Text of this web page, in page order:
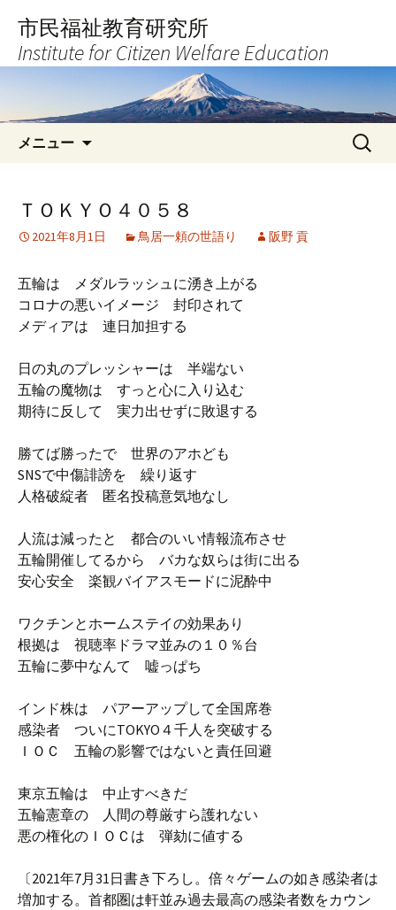
へ
キ
市民福祉教育研究所
Institute for Citizen Welfare Education
メニュー
検
索:
ＴＯＫＹＯ４０５８
2021年8月1日 鳥居一頼の世語り 阪野 貢
五輪は メダルラッシュに湧き上がる
コロナの悪いイメージ 封印されて
メディアは 連日加担する
日の丸のプレッシャーは 半端ない
五輪の魔物は すっと心に入り込む
期待に反して 実力出せずに敗退する
勝てば勝ったで 世界のアホども
SNSで中傷誹謗を 繰り返す
人格破綻者 匿名投稿意気地なし
人流は減ったと 都合のいい情報流布させ
五輪開催してるから バカな奴らは街に出る
安心安全 楽観バイアスモードに泥酔中
ワクチンとホームステイの効果あり
根拠は 視聴率ドラマ並みの１０％台
五輪に夢中なんて 嘘っぱち
インド株は パアーアップして全国席巻
感染者 ついにTOKYO４千人を突破する
ＩＯＣ 五輪の影響ではないと責任回避
東京五輪は 中止すべきだ
五輪憲章の 人間の尊厳すら護れない
悪の権化のＩＯＣは 弾劾に値する
〔2021年7月31日書き下ろし。倍々ゲームの如き感染者は
増加する。首都圏は軒並み過去最高の感染者数をカウン